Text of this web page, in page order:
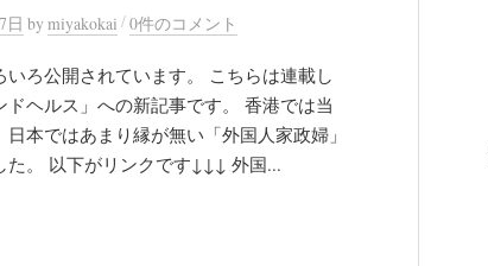
日 by miyakokai /0件のコメント
ろ公開されています。 こちらは連載し
ヘルス」への新記事です。 香港では当
本ではあまり縁が無い「外国人家政婦」
た。 以下がリンクです↓↓↓ 外国...